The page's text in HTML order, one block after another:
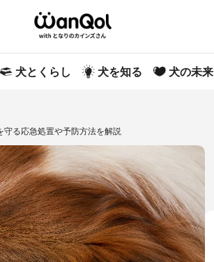
犬とくらし 犬を知る 犬の未来
る応急処置や予防方法を解説